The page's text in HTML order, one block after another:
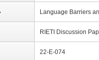
Language Barriers
RIETI Discussion
22-E-074